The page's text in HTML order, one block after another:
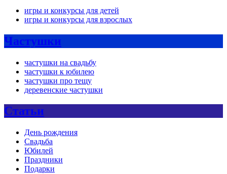
игры и конкурсы для детей
игры и конкурсы для взрослых
Частушки
частушки на свадьбу
частушки к юбилею
частушки про тещу
деревенские частушки
Статьи
День рождения
Свадьба
Юбилей
Праздники
Подарки